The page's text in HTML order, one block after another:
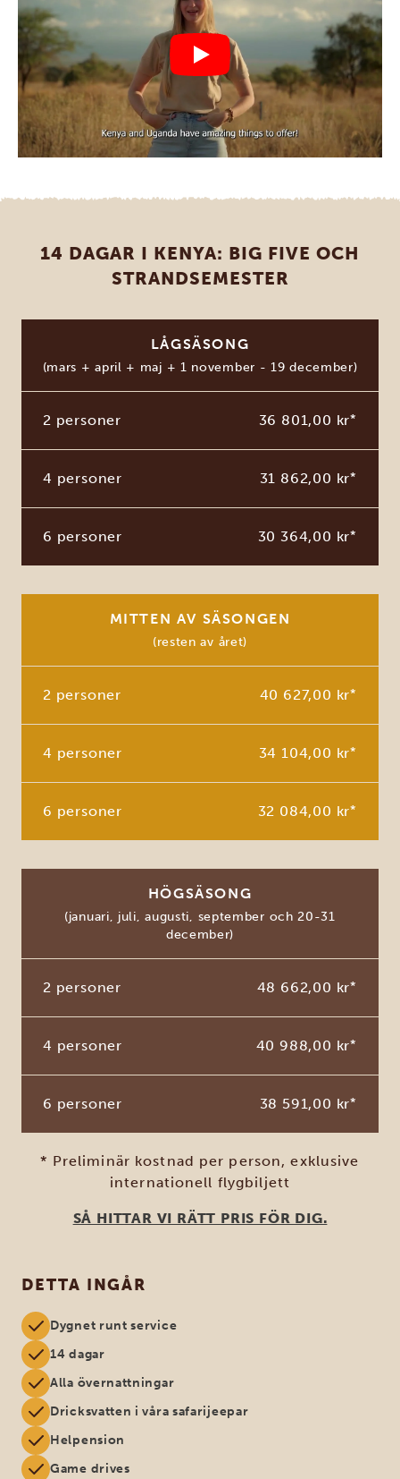
14 DAGAR I KENYA: BIG FIVE OCH
STRANDSEMESTER
LÅGSÄSONG
(mars + april + maj + 1 november - 19 december)
2 personer 36 801,00 kr*
4 personer 31 862,00 kr*
6 personer 30 364,00 kr*
MITTEN AV SÄSONGEN
(resten av året)
2 personer 40 627,00 kr*
4 personer 34 104,00 kr*
6 personer 32 084,00 kr*
HÖGSÄSONG
(januari, juli, augusti, september och 20-31
december)
2 personer 48 662,00 kr*
4 personer 40 988,00 kr*
6 personer 38 591,00 kr*
* Preliminär kostnad per person, exklusive
internationell flygbiljett
SÅ HITTAR VI RÄTT PRIS FÖR DIG.
DETTA INGÅR
Dygnet runt service
14 dagar
Alla övernattningar
Dricksvatten i våra safarijeepar
Helpension
Game drives